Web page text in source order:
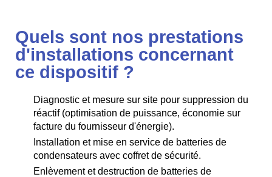
Quels sont nos prestations
d'installations concernant
ce dispositif ?
Diagnostic et mesure sur site pour suppression du
réactif (optimisation de puissance, économie sur
facture du fournisseur d'énergie).
Installation et mise en service de batteries de
condensateurs avec coffret de sécurité.
Enlèvement et destruction de batteries de